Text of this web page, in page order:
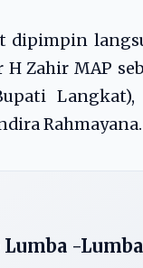
dipimpin
Zahir MAP
Langkat),
Rahmayana.
-Lumba